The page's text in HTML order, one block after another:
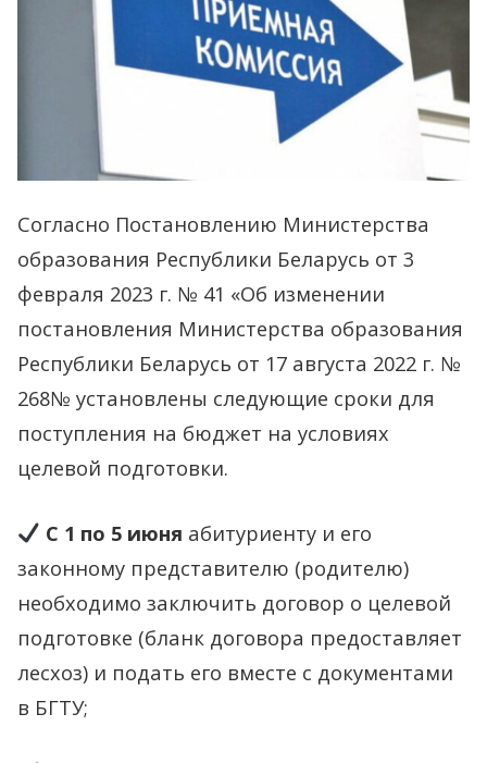
на
бюджет
на
2023
Согласно Постановлению Министерства
образования Республики Беларусь от 3
февраля 2023 г. № 41 «Об изменении
постановления Министерства образования
Республики Беларусь от 17 августа 2022 г. №
268№ установлены следующие сроки для
поступления на бюджет на условиях
целевой подготовки.
С 1 по 5 июня абитуриенту и его
законному представителю (родителю)
необходимо заключить договор о целевой
подготовке (бланк договора предоставляет
лесхоз) и подать его вместе с документами
в БГТУ;